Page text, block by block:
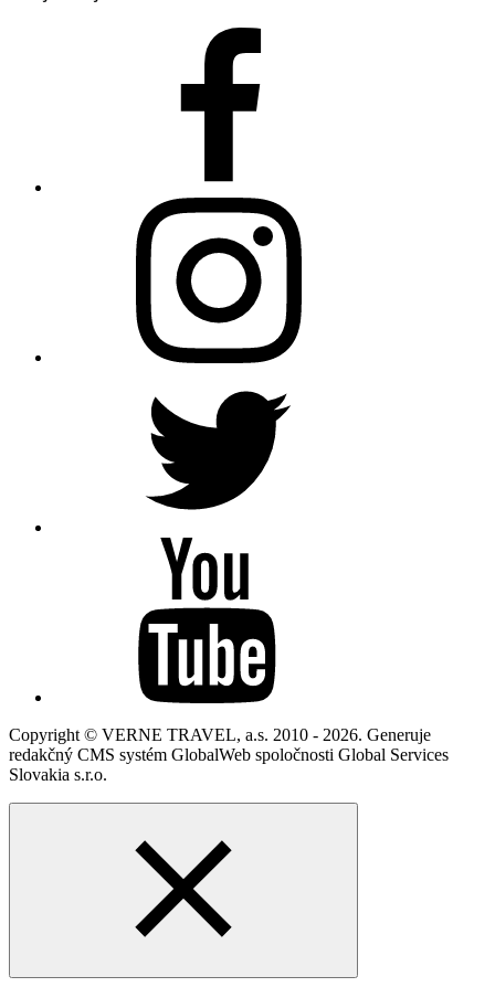
Copyright © VERNE TRAVEL, a.s. 2010 - 2026. Generuje
redakčný CMS systém GlobalWeb spoločnosti Global Services
Slovakia s.r.o.